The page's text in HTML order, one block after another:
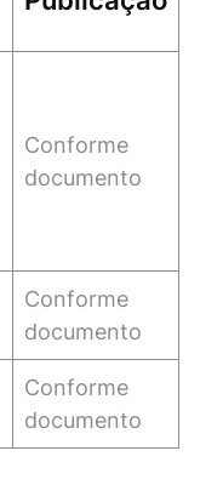
Conforme
documento
Conforme
documento
Conforme
documento